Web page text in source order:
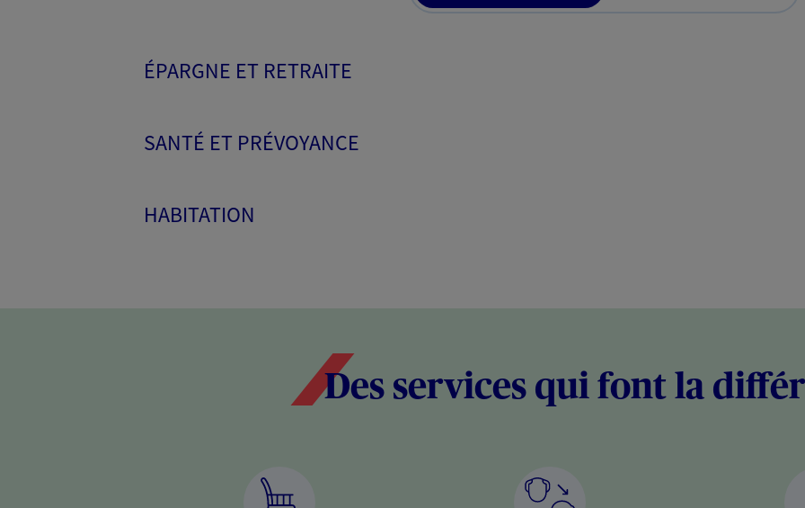
ÉPARGNE ET RETRAITE
SANTÉ ET PRÉVOYANCE
HABITATION
Des services qui font la